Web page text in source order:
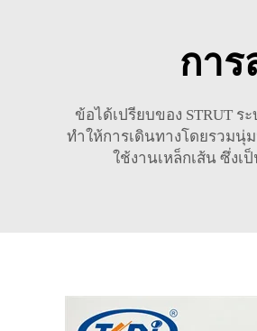
กา
ข้อได้เปรียบของ STRUT
ทำให้การเดินทางโดยรวมนุ่
ใช้งานเหล็กเส้น ซึ่ง